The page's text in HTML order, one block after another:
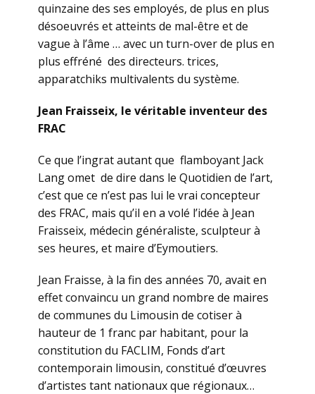
quinzaine des ses employés, de plus en plus
désoeuvrés et atteints de mal-être et de
vague à l’âme … avec un turn-over de plus en
plus effréné des directeurs. trices,
apparatchiks multivalents du système.
Jean Fraisseix, le véritable inventeur des
FRAC
Ce que l’ingrat autant que flamboyant Jack
Lang omet de dire dans le Quotidien de l’art,
c’est que ce n’est pas lui le vrai concepteur
des FRAC, mais qu’il en a volé l’idée à Jean
Fraisseix, médecin généraliste, sculpteur à
ses heures, et maire d’Eymoutiers.
Jean Fraisse, à la fin des années 70, avait en
effet convaincu un grand nombre de maires
de communes du Limousin de cotiser à
hauteur de 1 franc par habitant, pour la
constitution du FACLIM, Fonds d’art
contemporain limousin, constitué d’œuvres
d’artistes tant nationaux que régionaux…